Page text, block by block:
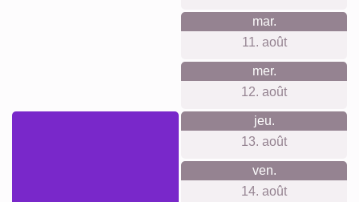
mar.
11. août
mer.
12. août
jeu.
13. août
ven.
14. août